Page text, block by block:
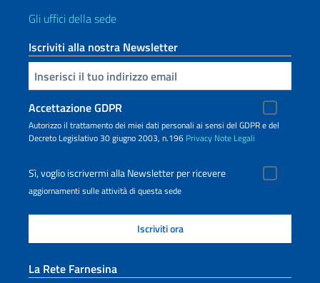
Gli uffici della sede
Iscriviti alla nostra Newsletter
Inserisci la tua email
Accettazione GDPR
Autorizzo il trattamento dei miei dati personali ai sensi del GDPR e del
Decreto Legislativo 30 giugno 2003, n.196 Privacy Note Legali
Sì, voglio iscrivermi alla Newsletter per ricevere
aggiornamenti sulle attività di questa sede
La Rete Farnesina